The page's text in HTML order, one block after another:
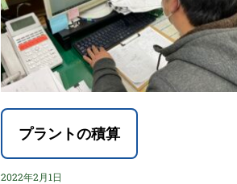
プラントの積算
2022年2月1日